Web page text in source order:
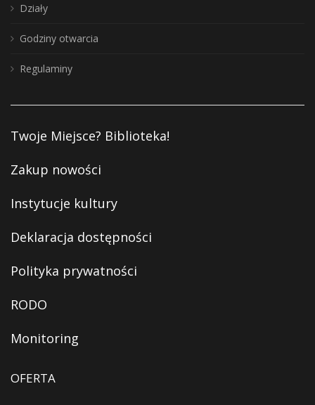
Działy
Godziny otwarcia
Regulaminy
Twoje Miejsce? Biblioteka!
Zakup nowości
Instytucje kultury
Deklaracja dostępności
Polityka prywatności
RODO
Monitoring
OFERTA